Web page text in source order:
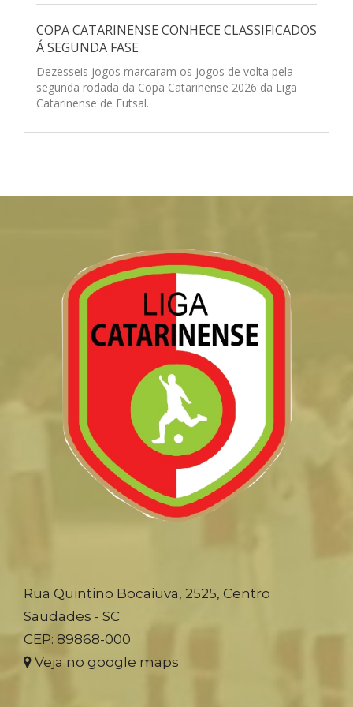
SESPORT Concórdia5x1APAF/Municipio de
Guaraciaba
19/09/21 - 15:45
COPA CATARINENSE CONHECE CLASSIFICADOS
Á SEGUNDA FASE
Dezesseis jogos marcaram os jogos de volta pela
segunda rodada da Copa Catarinense 2026 da Liga
Catarinense de Futsal.
Rua Quintino Bocaiuva, 2525, Centro
Saudades - SC
CEP: 89868-000
Veja no google maps